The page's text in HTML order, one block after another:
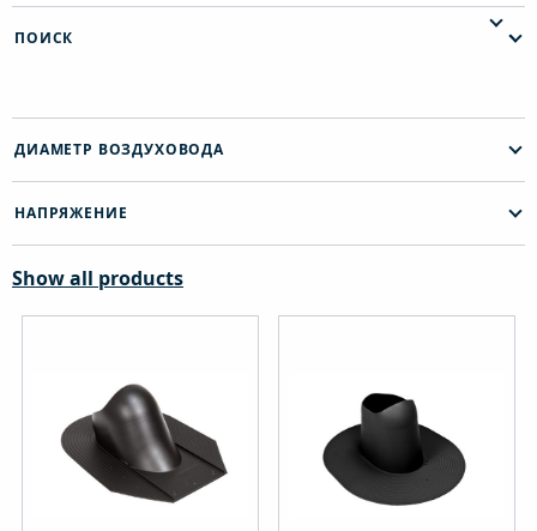
ПОИСК
ДИАМЕТР ВОЗДУХОВОДА
НАПРЯЖЕНИЕ
Show all products